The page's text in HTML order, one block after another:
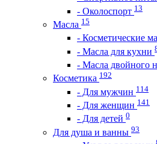
- Околоспорт 13
Масла 15
- Косметические
- Масла для кухни
- Масла двойного
Косметика 192
- Для мужчин 114
- Для женщин 141
- Для детей 0
Для душа и ванны 93